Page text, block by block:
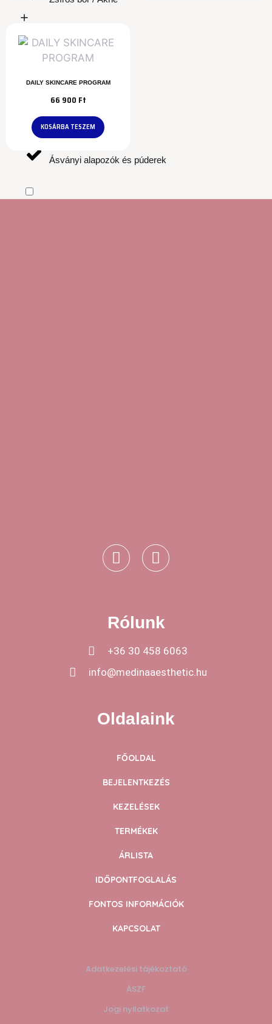
Kategóriák
Arclemosók
Ásványi alapozók és púderek
DAILY SKINCARE PROGRAM
66 900 Ft
KOSÁRBA TESZEM
Rólunk
+36 30 458 6063
info@medinaaesthetic.hu
Oldalaink
FŐOLDAL
BEJELENTKEZÉS
KEZELÉSEK
TERMÉKEK
ÁRLISTA
IDŐPONTFOGLALÁS
FONTOS INFORMÁCIÓK
KAPCSOLAT
Adatkezelési tájékoztató
ÁSZF
Jogi nyilatkozat